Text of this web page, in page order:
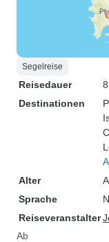
Segelreise
Reisedauer
Destinationen
Alter
Sprache
Reiseveranstalter
Ab